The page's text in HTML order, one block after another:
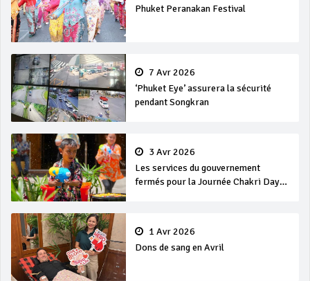
Phuket Peranakan Festival
7 Avr 2026
‘Phuket Eye’ assurera la sécurité
pendant Songkran
3 Avr 2026
Les services du gouvernement
fermés pour la Journée Chakri Day
1 Avr 2026
Dons de sang en Avril